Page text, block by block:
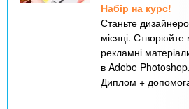
Набір на курс!
Станьте
місяці.
рекламні
в Adobe
Диплом +